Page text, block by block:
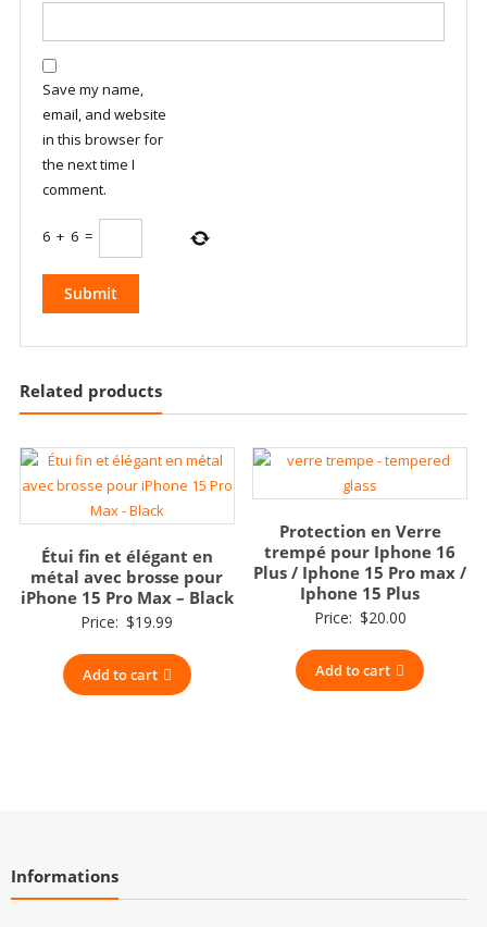
Save my name,
email, and website
in this browser for
the next time I
comment.
6 + 6 =
Related products
Étui fin et élégant en
métal avec brosse pour
iPhone 15 Pro Max – Black
Price: $19.99
Add to cart
Protection en Verre
trempé pour Iphone 16
Plus / Iphone 15 Pro max /
Iphone 15 Plus
Price: $20.00
Add to cart
Informations